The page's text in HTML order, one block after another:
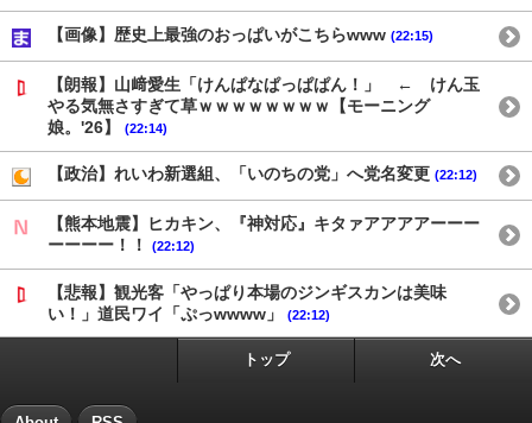
【画像】歴史上最強のおっぱいがこちらwww (22:15)
【朗報】山﨑愛生「けんぱなぱっぱぱん！」 ← けん玉
やる気無さすぎて草ｗｗｗｗｗｗｗｗ【モーニング
娘。'26】
(22:14)
【政治】れいわ新選組、「いのちの党」へ党名変更 (22:12)
【熊本地震】ヒカキン、『神対応』キタァアアアアーーー
ーーーー！！
(22:12)
【悲報】観光客「やっぱり本場のジンギスカンは美味
い！」道民ワイ「ぷっwwww」
(22:12)
トップ 次へ